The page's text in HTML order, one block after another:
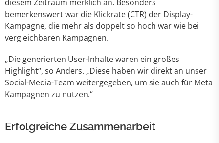
diesem Zeitraum merklich an. Besonders
bemerkenswert war die Klickrate (CTR) der Display-
Kampagne, die mehr als doppelt so hoch war wie bei
vergleichbaren Kampagnen.
„Die generierten User-Inhalte waren ein großes
Highlight“, so Anders. „Diese haben wir direkt an unser
Social-Media-Team weitergegeben, um sie auch für Meta
Kampagnen zu nutzen.“
Erfolgreiche Zusammenarbeit